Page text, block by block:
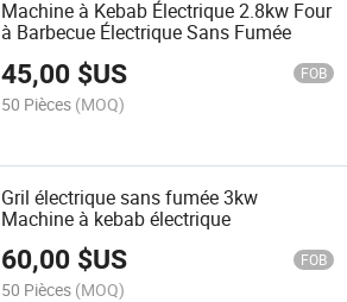
Machine à Kebab Électrique 2.8kw Four
à Barbecue Électrique Sans Fumée
45,00 $US FOB
50 Pièces (MOQ)
Gril électrique sans fumée 3kw
Machine à kebab électrique
60,00 $US FOB
50 Pièces (MOQ)